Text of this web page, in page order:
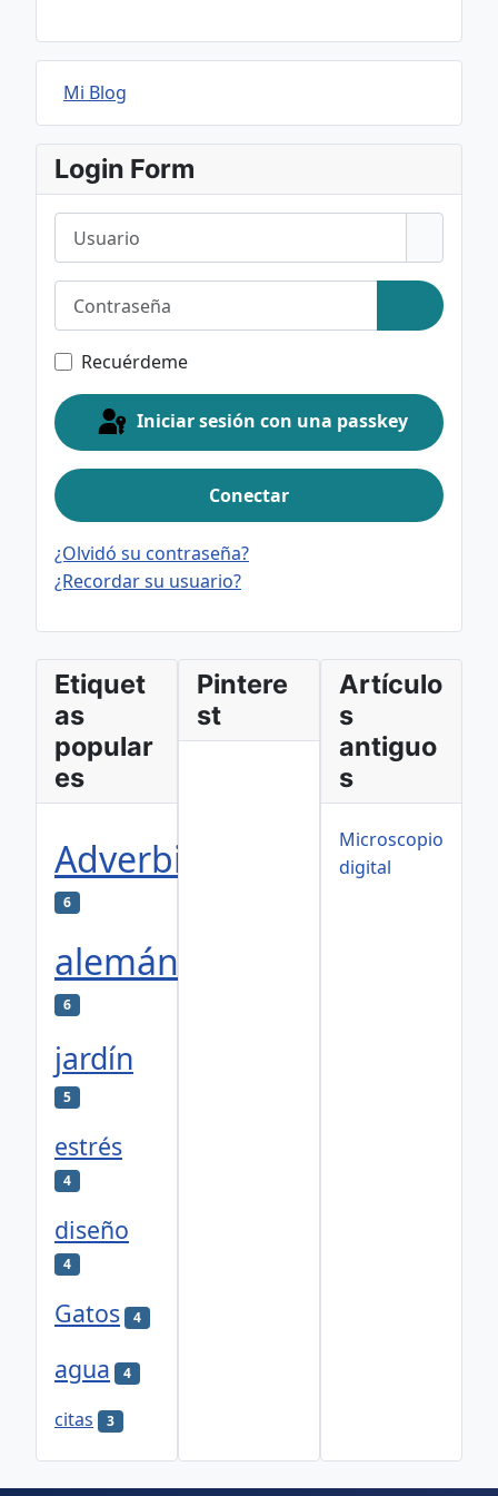
Mi Blog
Login Form
Mostrar
Recuérdeme
Iniciar sesión con una passkey
Conectar
¿Olvidó su contraseña?
¿Recordar su usuario?
Etiquet
as
popular
es
Adverbios
6
alemán
6
jardín
5
estrés
4
diseño
4
Gatos 4
agua 4
citas 3
Pintere
st
Artículo
s
antiguo
s
Microscopio
digital